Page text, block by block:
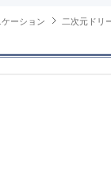
ーション 二次元ドリ